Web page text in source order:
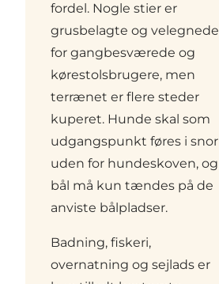
fordel. Nogle stier er
grusbelagte og velegnede
for gangbesværede og
kørestolsbrugere, men
terrænet er flere steder
kuperet. Hunde skal som
udgangspunkt føres i snor
uden for hundeskoven, og
bål må kun tændes på de
anviste bålpladser.
Badning, fiskeri,
overnatning og sejlads er